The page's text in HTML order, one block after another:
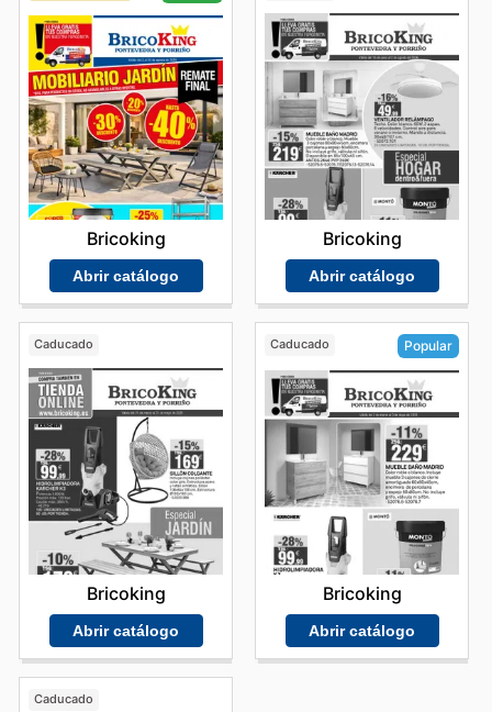
Bricoking
Abrir catálogo
Bricoking
Abrir catálogo
Caducado
Bricoking
Abrir catálogo
Caducado Popular
Bricoking
Abrir catálogo
Caducado